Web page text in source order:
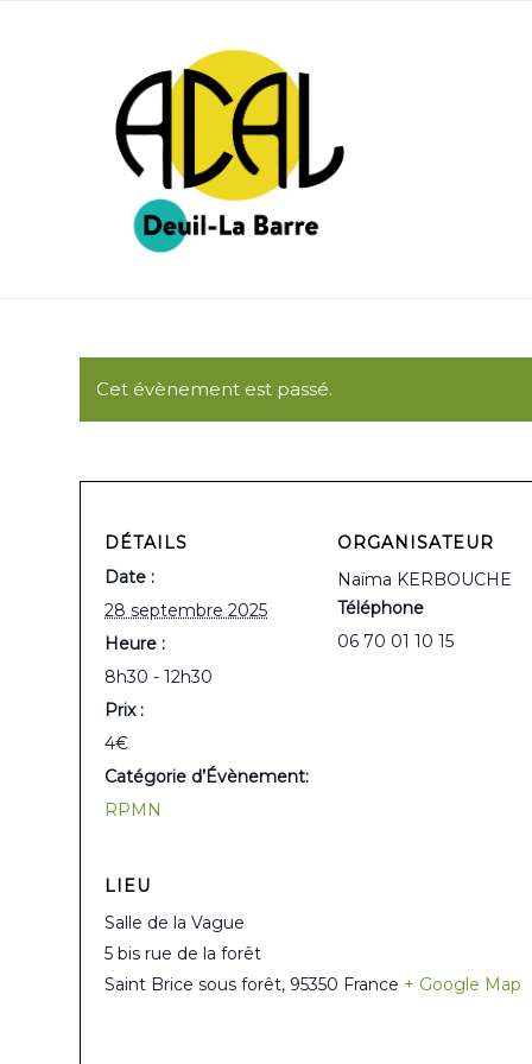
Cet évènement est passé.
DÉTAILS
Date :
28 septembre 2025
Heure :
8h30 - 12h30
Prix :
4€
Catégorie d’Évènement:
RPMN
ORGANISATEUR
Naïma KERBOUCHE
Téléphone
06 70 01 10 15
LIEU
Salle de la Vague
5 bis rue de la forêt
Saint Brice sous forêt, 95350 France + Google Map